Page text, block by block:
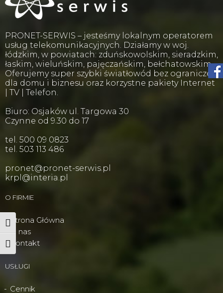
Wysoki kontrast
Powiększ tekst
PRONET-SERWIS – jesteśmy lokalnym operatorem
usług telekomunikacyjnych. Działamy w woj.
łódzkim, w powiatach: zduńskowolskim, sieradzkim,
łaskim, wieluńskim, pajęczańskim, bełchatowskim.
Oferujemy super szybki światłowód bez ograniczeń
dla domu i biznesu oraz korzystne pakiety Internet
| TV | Telefon.
Biuro: Osjaków ul. Targowa 30
Czynne od 9.30 do 17
tel. 500 09 0823
tel. 503 113 486
pronet@pronet-serwis.pl
krpl@interia.pl
O FIRMIE
Strona Główna
O nas
Kontakt
USŁUGI
Cennik